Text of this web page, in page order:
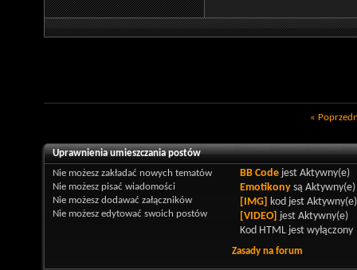
«
Uprawnienia umieszczania postów
Nie możesz zakładać nowych tematów
Nie możesz pisać wiadomości
Nie możesz dodawać załączników
Nie możesz edytować swoich postów
BB Codejest Aktywny(e)
Emotikonysą Aktywny(e)
[IMG]
kod jest Aktywny(e)
[VIDEO] jest Aktywny(e)
Kod HTML jest wyłączony
Zasady na forum